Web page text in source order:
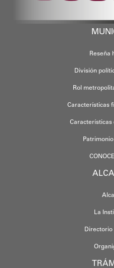
Reseña
División
Rol
Características
Características
La
Directorio